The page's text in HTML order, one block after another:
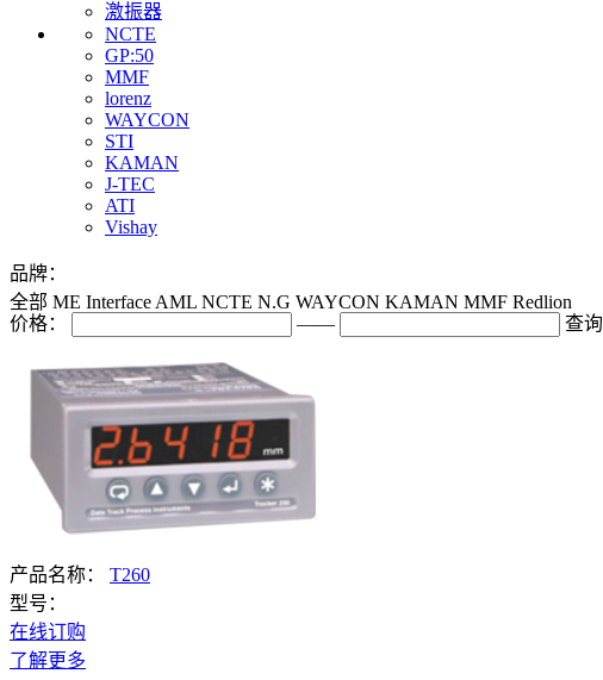
激振器
NCTE
GP:50
MMF
lorenz
WAYCON
STI
KAMAN
J-TEC
ATI
Vishay
品牌：
全部 ME Interface AML NCTE N.G WAYCON KAMAN MMF Redlion
价格：
—— 查询
产品名称：
T260
型号：
在线订购
了解更多